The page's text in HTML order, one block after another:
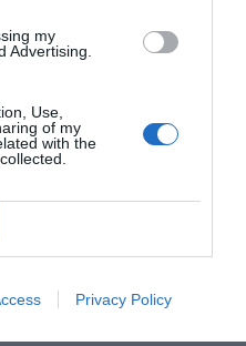
my
Advertising.
Use,
of my
with the
Privacy Policy
a font preferida de